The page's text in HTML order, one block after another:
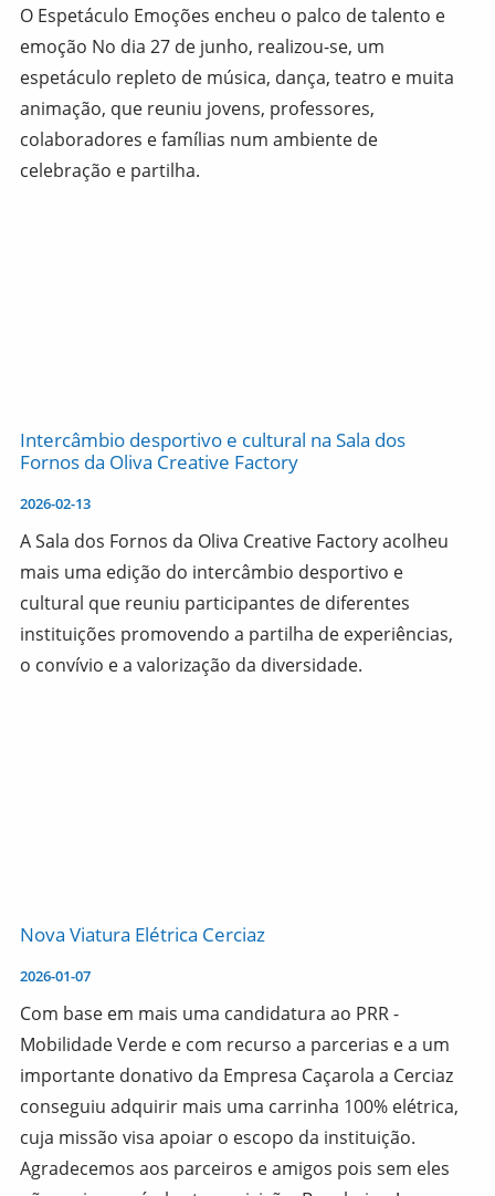
O Espetáculo Emoções encheu o palco de talento e
emoção No dia 27 de junho, realizou-se, um
espetáculo repleto de música, dança, teatro e muita
animação, que reuniu jovens, professores,
colaboradores e famílias num ambiente de
celebração e partilha.
Intercâmbio desportivo e cultural na Sala dos
Fornos da Oliva Creative Factory
2026-02-13
A Sala dos Fornos da Oliva Creative Factory acolheu
mais uma edição do intercâmbio desportivo e
cultural que reuniu participantes de diferentes
instituições promovendo a partilha de experiências,
o convívio e a valorização da diversidade.
Nova Viatura Elétrica Cerciaz
2026-01-07
Com base em mais uma candidatura ao PRR -
Mobilidade Verde e com recurso a parcerias e a um
importante donativo da Empresa Caçarola a Cerciaz
conseguiu adquirir mais uma carrinha 100% elétrica,
cuja missão visa apoiar o escopo da instituição.
Agradecemos aos parceiros e amigos pois sem eles